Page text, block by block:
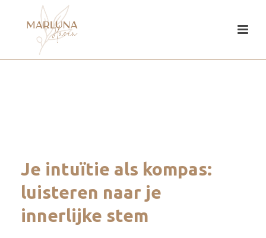
Je intuïtie als kompas:
luisteren naar je
innerlijke stem